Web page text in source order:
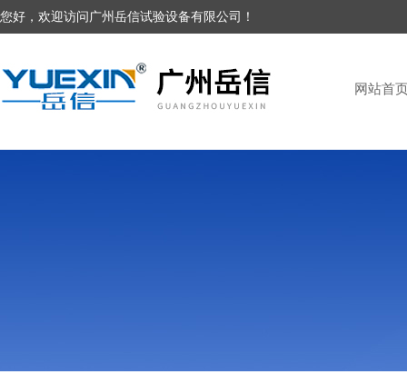
您好，欢迎访问广州岳信试验设备有限公司！
网站首